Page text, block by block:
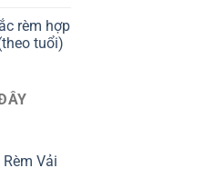
rèm hợp
tuổi)
Rèm Vải